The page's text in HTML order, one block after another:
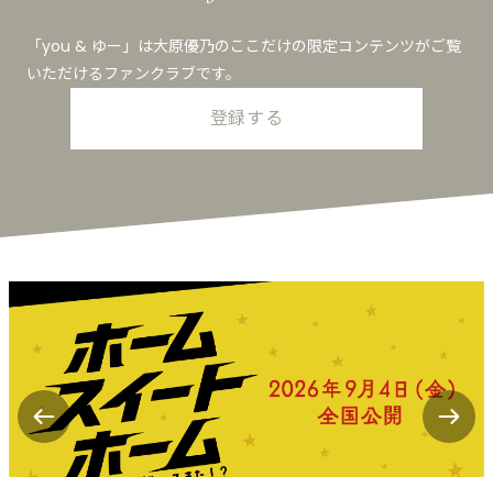
「you & ゆー」は大原優乃のここだけの限定コンテンツがご覧
いただけるファンクラブです。
登録する